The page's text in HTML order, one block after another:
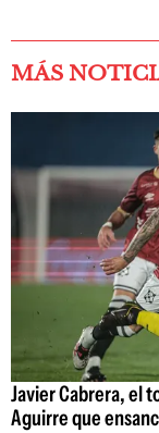
MÁS
Javier Cabrera, el
Aguirre que